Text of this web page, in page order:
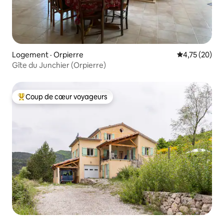
Logement · Orpierre Note
4,75 (20)
Gîte du Junchier (Orpierre)
Coup de cœur voyageurs parmi les plus aimés
Coup de cœur voyageurs